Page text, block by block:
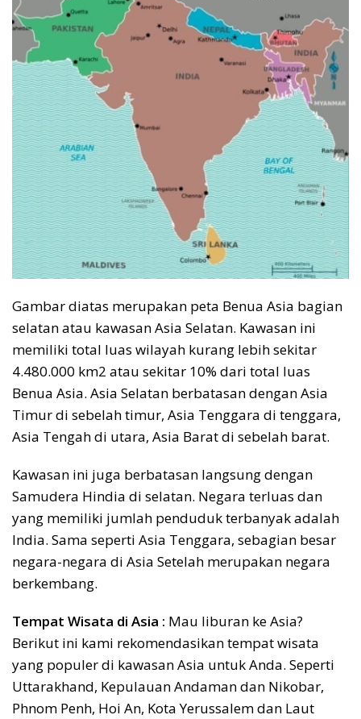
Gambar diatas merupakan peta Benua Asia bagian
selatan atau kawasan Asia Selatan. Kawasan ini
memiliki total luas wilayah kurang lebih sekitar
4.480.000 km2 atau sekitar 10% dari total luas
Benua Asia. Asia Selatan berbatasan dengan Asia
Timur di sebelah timur, Asia Tenggara di tenggara,
Asia Tengah di utara, Asia Barat di sebelah barat.
Kawasan ini juga berbatasan langsung dengan
Samudera Hindia di selatan. Negara terluas dan
yang memiliki jumlah penduduk terbanyak adalah
India. Sama seperti Asia Tenggara, sebagian besar
negara-negara di Asia Setelah merupakan negara
berkembang.
Tempat Wisata di Asia : Mau liburan ke Asia?
Berikut ini kami rekomendasikan tempat wisata
yang populer di kawasan Asia untuk Anda. Seperti
Uttarakhand, Kepulauan Andaman dan Nikobar,
Phnom Penh, Hoi An, Kota Yerussalem dan Laut